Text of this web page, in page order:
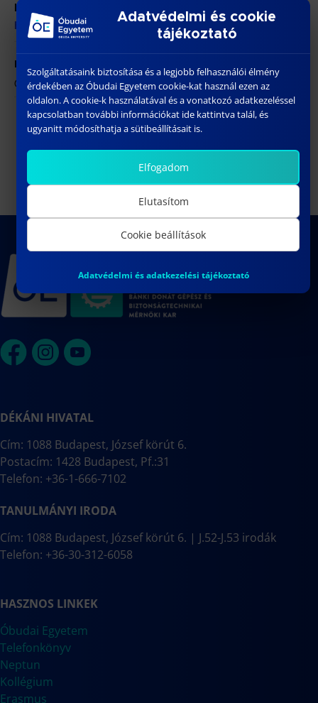
Honlap:
https://bdi.uni-obuda.hu/doktori-cselekmenyek/
ÓE BGK – 1081 Budapest, Népszínház utca 8.
YANG SONG doktori értekezésének
nyilvános vitája
Nyílt Nap a
DÉKÁNI HIVATAL
Cím: 1088 Budapest, József körút 6.
Postacím: 1428 Budapest, Pf.:31
Telefon: +36-1-666-7102
TANULMÁNYI IRODA
Cím: 1088 Budapest, József körút 6. | J.52-J.53 irodák
Telefon: +36-30-312-6058
HASZNOS LINKEK
Óbudai Egyetem
Telefonkönyv
Neptun
Kollégium
Erasmus
Adatvédelmi és cookie
tájékoztató
Szolgáltatásaink biztosítása és a legjobb felhasználói élmény
érdekében az Óbudai Egyetem cookie-kat használ ezen az
oldalon. A cookie-k használatával és a vonatkozó adatkezeléssel
kapcsolatban további információkat ide kattintva talál, és
ugyanitt módosíthatja a sütibeállításait is.
Elfogadom
Elutasítom
Cookie beállítások
Adatvédelmi és adatkezelési tájékoztató